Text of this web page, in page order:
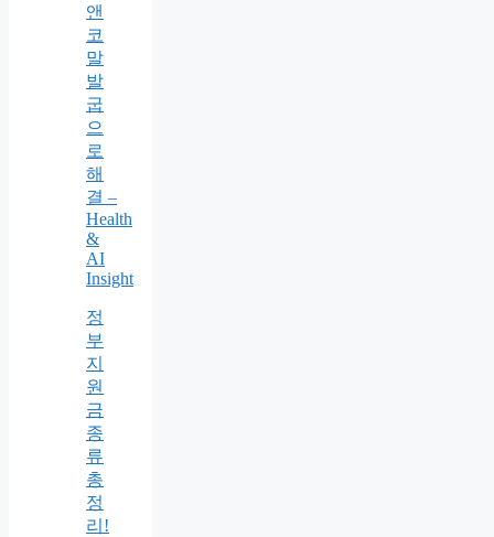
앤
코
말
발
굽
으
로
해
결 –
Health
&
AI
Insight
정
부
지
원
금
종
류
총
정
리!